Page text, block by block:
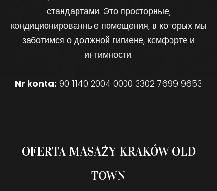
стандартами. Это просторные,
кондиционированные помещения, в которых мы
заботимся о должной гигиене, комфорте и
интимности.
Nr konta: 90 1140 2004 0000 3302 7699 9653
OFERTA MASAŻY KRAKÓW OLD
TOWN